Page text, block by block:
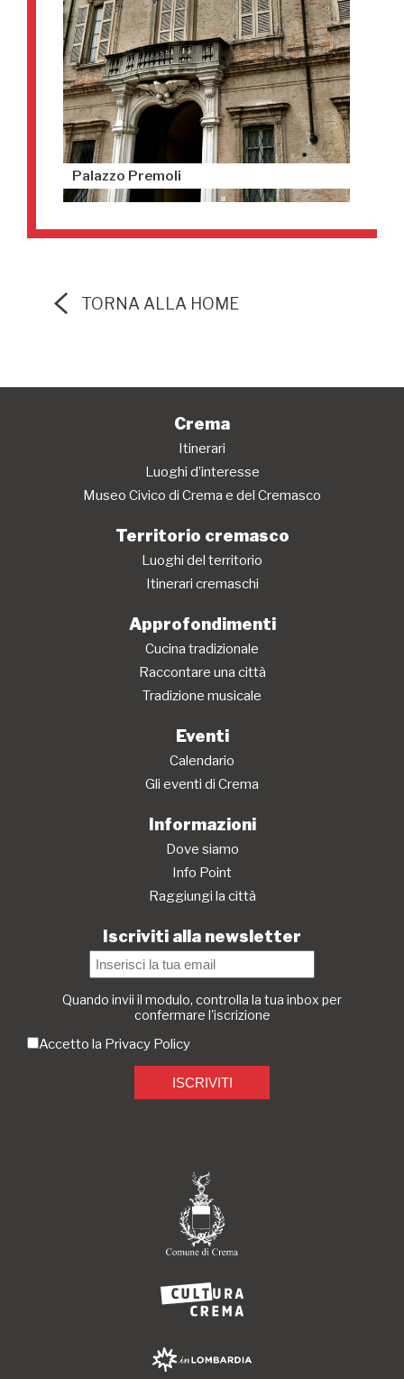
Palazzo Premoli
TORNA ALLA HOME
Crema
Itinerari
Luoghi d’interesse
Museo Civico di Crema e del Cremasco
Territorio cremasco
Luoghi del territorio
Itinerari cremaschi
Approfondimenti
Cucina tradizionale
Raccontare una città
Tradizione musicale
Eventi
Calendario
Gli eventi di Crema
Informazioni
Dove siamo
Info Point
Raggiungi la città
Iscriviti alla newsletter
Quando invii il modulo, controlla la tua inbox per
confermare l'iscrizione
Accetto la Privacy Policy
ISCRIVITI